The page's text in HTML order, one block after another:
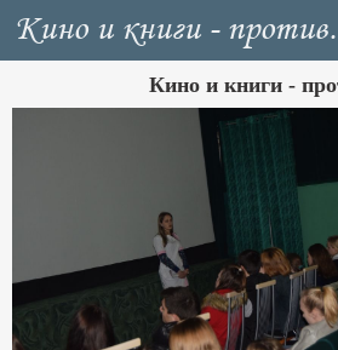
Кино и книги -
Кино и книги -